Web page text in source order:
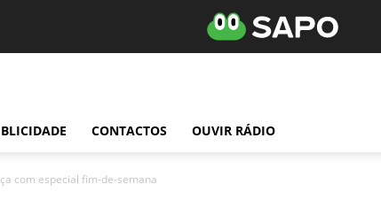
CONTACTOS OUVIR RÁDIO
com especial fim-de-semana